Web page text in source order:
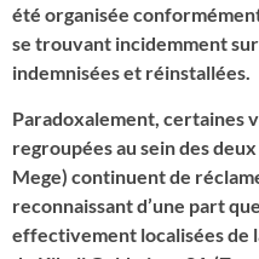
été organisée
se trouvant incidemment
indemnisées et réinstallées.
Paradoxalement, certaines
regroupées au sein des
Mege) continuent de
reconnaissant d’une part
effectivement localisées de